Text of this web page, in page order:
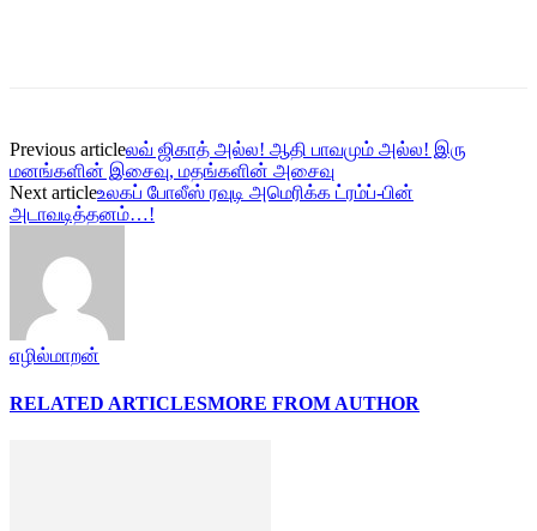
Previous articleலவ் ஜிகாத் அல்ல! ஆதி பாவமும் அல்ல! இரு
மனங்களின் இசைவு, மதங்களின் அசைவு
Next articleஉலகப் போலீஸ் ரவுடி அமெரிக்க ட்ரம்ப்-பின்
அடாவடித்தனம்…!
எழில்மாறன்
RELATED ARTICLESMORE FROM AUTHOR